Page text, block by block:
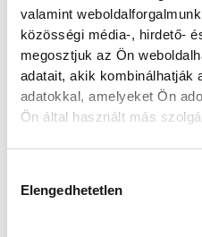
valamint
közösségi média-, hirdető-
megosztjuk az Ön
adatait, akik kombinálhatják
adatokkal, amelyeket Ön
Ön által használt más
Elengedhetetlen